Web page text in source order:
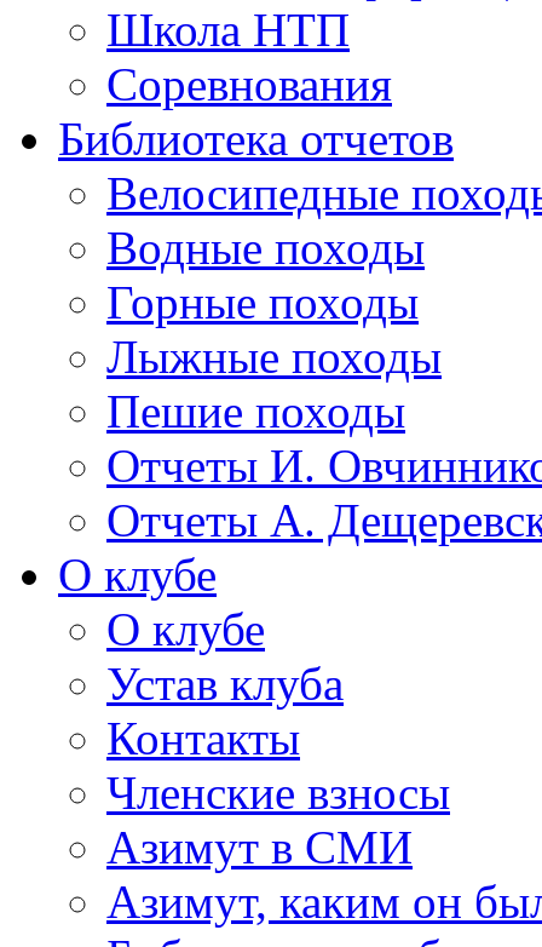
Школа НТП
Соревнования
Библиотека отчетов
Велосипедные
Водные походы
Горные походы
Лыжные походы
Пешие походы
Отчеты И.
Отчеты А.
О клубе
О клубе
Устав клуба
Контакты
Членские взносы
Азимут в СМИ
Азимут, каким он